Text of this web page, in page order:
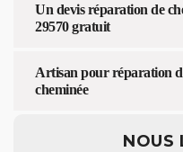
Un devis réparation de
29570 gratuit
Artisan pour réparation
cheminée
NOUS